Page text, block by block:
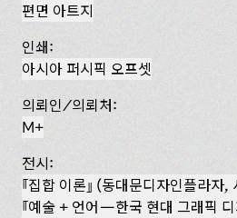
편면 아트지
인쇄:
아시아 퍼시픽 오프셋
의뢰인/의뢰처:
M+
전시:
집합 이론
(동대문디자인플라자,
예술 + 언어—한국 현대 그래픽 디